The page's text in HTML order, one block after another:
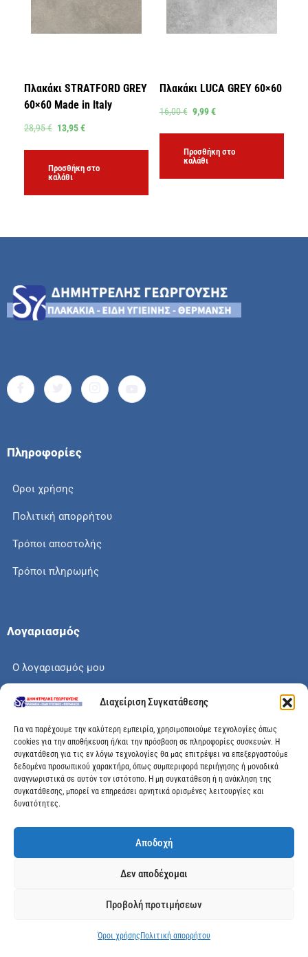
Διαχείριση Συγκατάθεσης
Για να παρέχουμε την καλύτερη εμπειρία, χρησιμοποιούμε τεχνολογίες όπως
cookies για την αποθήκευση ή/και την πρόσβαση σε πληροφορίες συσκευών. Η
συγκατάθεση για τις εν λόγω τεχνολογίες θα μας επιτρέψει να επεξεργαστούμε
δεδομένα προσωπικού χαρακτήρα, όπως συμπεριφορά περιήγησης ή μοναδικά
αναγνωριστικά σε αυτόν τον ιστότοπο. Η μη συγκατάθεση ή η ανάκληση της
συγκατάθεσης, μπορεί να επηρεάσει αρνητικά ορισμένες λειτουργίες και
δυνατότητες.
Αποδοχή
Δεν αποδέχομαι
Προβολή προτιμήσεων
Όροι χρήσης Πολιτική απορρήτου
Πλακάκι STRATFORD GREY
60×60 Made in Italy
28,95€ 13,95€
Προσθήκη στο
καλάθι
Πλακάκι LUCA GREY 60×60
16,00€ 9,99€
Προσθήκη στο
καλάθι
Πληροφορίες
Οροι χρήσης
Πολιτική απορρήτου
Τρόποι αποστολής
Τρόποι πληρωμής
Λογαριασμός
Ο λογαριασμός μου
Το καλάθι μου
Check out
Διεύθυνση
Μεγάλης Χώρας 89, Αγρίνιο, Τ.Κ: 30100
info@dimitrelis-georgousis.gr
© 2025 dimitrelis-georgousis.gr. All rights reserved.